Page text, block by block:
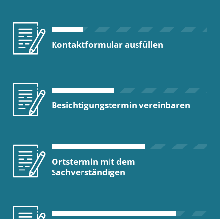
Kontaktformular ausfüllen
Besichtigungstermin vereinbaren
Ortstermin mit dem
Sachverständigen